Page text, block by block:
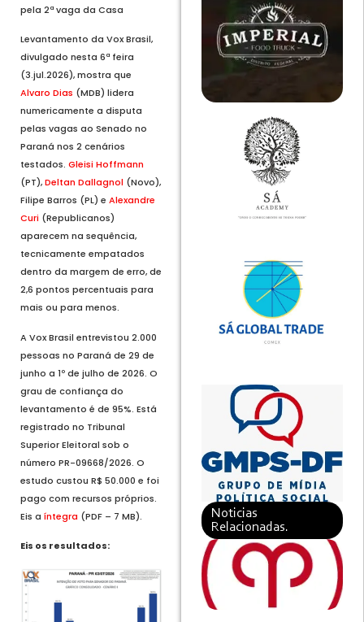
pela 2ª vaga da Casa
Levantamento da Vox Brasil,
divulgado nesta 6ª feira
(3.jul.2026), mostra que
Alvaro Dias (MDB) lidera
numericamente a disputa
pelas vagas ao Senado no
Paraná nos 2 cenários
testados. Gleisi Hoffmann
(PT),Deltan Dallagnol (Novo),
Filipe Barros (PL) e Alexandre
Curi (Republicanos)
aparecem na sequência,
tecnicamente empatados
dentro da margem de erro, de
2,6 pontos percentuais para
mais ou para menos.
A Vox Brasil entrevistou 2.000
pessoas no Paraná de 29 de
junho a 1º de julho de 2026. O
grau de confiança do
levantamento é de 95%. Está
registrado no Tribunal
Superior Eleitoral sob o
número PR-09668/2026. O
estudo custou R$ 50.000 e foi
pago com recursos próprios.
Eis a íntegra (PDF – 7 MB).
Eis os resultados:
Noticias
Relacionadas.